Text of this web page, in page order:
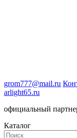
grom777@mail.ru
arlight65.ru
официальный
Каталог